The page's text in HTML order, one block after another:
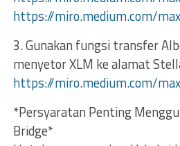
https://miro.medium.com/
3. Gunakan fungsi transfer
menyetor XLM ke alamat
https://miro.medium.com/
*Persyaratan Penting
Bridge*